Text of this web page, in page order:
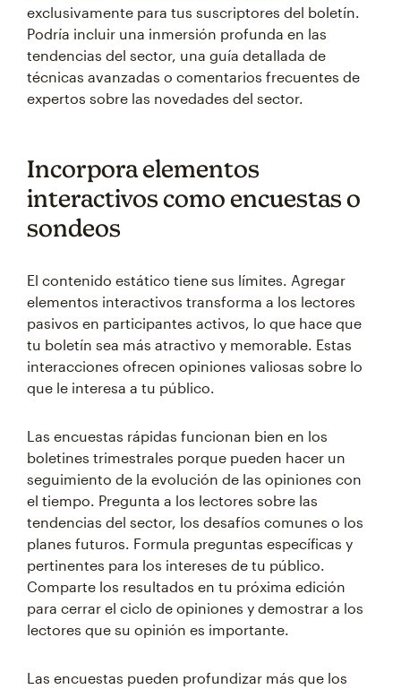
exclusivamente para tus suscriptores del boletín.
Podría incluir una inmersión profunda en las
tendencias del sector, una guía detallada de
técnicas avanzadas o comentarios frecuentes de
expertos sobre las novedades del sector.
Incorpora elementos
interactivos como encuestas o
sondeos
El contenido estático tiene sus límites. Agregar
elementos interactivos transforma a los lectores
pasivos en participantes activos, lo que hace que
tu boletín sea más atractivo y memorable. Estas
interacciones ofrecen opiniones valiosas sobre lo
que le interesa a tu público.
Las encuestas rápidas funcionan bien en los
boletines trimestrales porque pueden hacer un
seguimiento de la evolución de las opiniones con
el tiempo. Pregunta a los lectores sobre las
tendencias del sector, los desafíos comunes o los
planes futuros. Formula preguntas específicas y
pertinentes para los intereses de tu público.
Comparte los resultados en tu próxima edición
para cerrar el ciclo de opiniones y demostrar a los
lectores que su opinión es importante.
Las encuestas pueden profundizar más que los